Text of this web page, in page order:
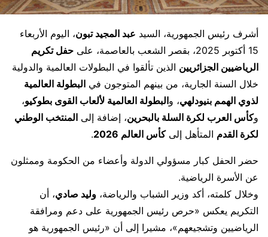
أشرف رئيس الجمهورية، السيد عبد المجيد تبون، اليوم الأربعاء
15 أكتوبر 2025، بقصر الشعب بالعاصمة، على
حفل تكريم
الرياضيين الجزائريين الذين تألقوا في البطولات العالمية والدولية
خلال السنة الجارية، من بينهم المتوجون في البطولة العالمية
لذوي الهمم بنيودلهي، والبطولة العالمية لألعاب القوى بطوكيو،
وكأس العرب لكرة السلة بالبحرين، إضافة إلى المنتخب الوطني
لكرة القدم المتأهل إلىكأس العالم 2026 .
حضر الحفل كبار مسؤولي الدولة وأعضاء من الحكومة وممثلون
عن الأسرة الرياضية.
وخلال كلمته، أكد وزير الشباب والرياضة، وليد صادي، أن
التكريم يعكس «حرص رئيس الجمهورية على دعم ومرافقة
الرياضيين وتشجيعهم»، مشيرا إلى أن «رئيس الجمهورية هو